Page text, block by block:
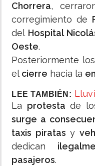
Chorrera,
corregimiento de
del Hospital
Oeste.
Posteriormente
el cierre hacia la
LEE TAMBIÉN:
La protesta de
surge a
taxis piratas y
dedican
pasajeros.